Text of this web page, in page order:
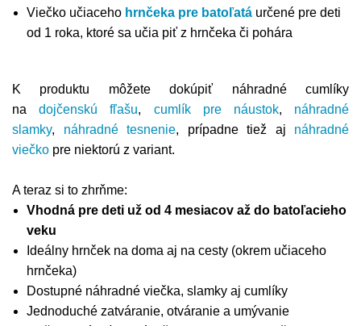
Viečko učiaceho hrnčeka pre batoľatá určené pre deti
od 1 roka, ktoré sa učia piť z hrnčeka či pohára
K produktu môžete dokúpiť náhradné cumlíky
nadojčenskú fľašu, cumlík pre náustok, náhradné
slamky, náhradné tesnenie, prípadne tiež aj náhradné
viečko pre niektorú z variant.
A teraz si to zhrňme:
Vhodná pre deti už od 4 mesiacov až do batoľacieho
veku
Ideálny hrnček na doma aj na cesty (okrem učiaceho
hrnčeka)
Dostupné náhradné viečka, slamky aj cumlíky
Jednoduché zatváranie, otváranie a umývanie